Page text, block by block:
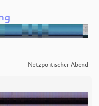
Netzpolitischer Abend